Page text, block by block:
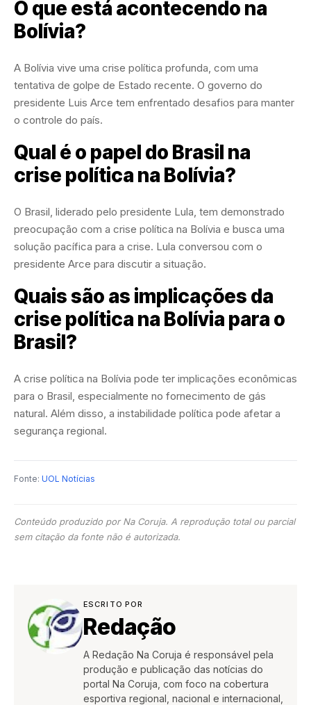
O que está acontecendo na
Bolívia?
A Bolívia vive uma crise política profunda, com uma
tentativa de golpe de Estado recente. O governo do
presidente Luis Arce tem enfrentado desafios para manter
o controle do país.
Qual é o papel do Brasil na
crise política na Bolívia?
O Brasil, liderado pelo presidente Lula, tem demonstrado
preocupação com a crise política na Bolívia e busca uma
solução pacífica para a crise. Lula conversou com o
presidente Arce para discutir a situação.
Quais são as implicações da
crise política na Bolívia para o
Brasil?
A crise política na Bolívia pode ter implicações econômicas
para o Brasil, especialmente no fornecimento de gás
natural. Além disso, a instabilidade política pode afetar a
segurança regional.
Fonte: UOL Notícias
Conteúdo produzido por Na Coruja. A reprodução total ou parcial
sem citação da fonte não é autorizada.
ESCRITO POR
Redação
A Redação Na Coruja é responsável pela
produção e publicação das notícias do
portal Na Coruja, com foco na cobertura
esportiva regional, nacional e internacional,